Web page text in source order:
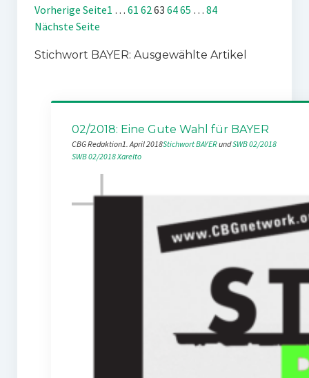
Vorherige Seite1 … 61 6263 6465 … 84
Nächste Seite
Stichwort BAYER: Ausgewählte Artikel
02/2018: Eine Gute Wahl für BAYER
CBG Redaktion1. April 2018Stichwort BAYER und SWB 02/2018
SWB 02/2018Xarelto